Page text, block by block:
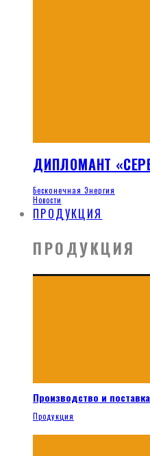
ДИПЛОМАНТ
Бесконечная Энергия
Новости
ПРОДУКЦИЯ
ПРОДУКЦИЯ
Производство и
Продукция